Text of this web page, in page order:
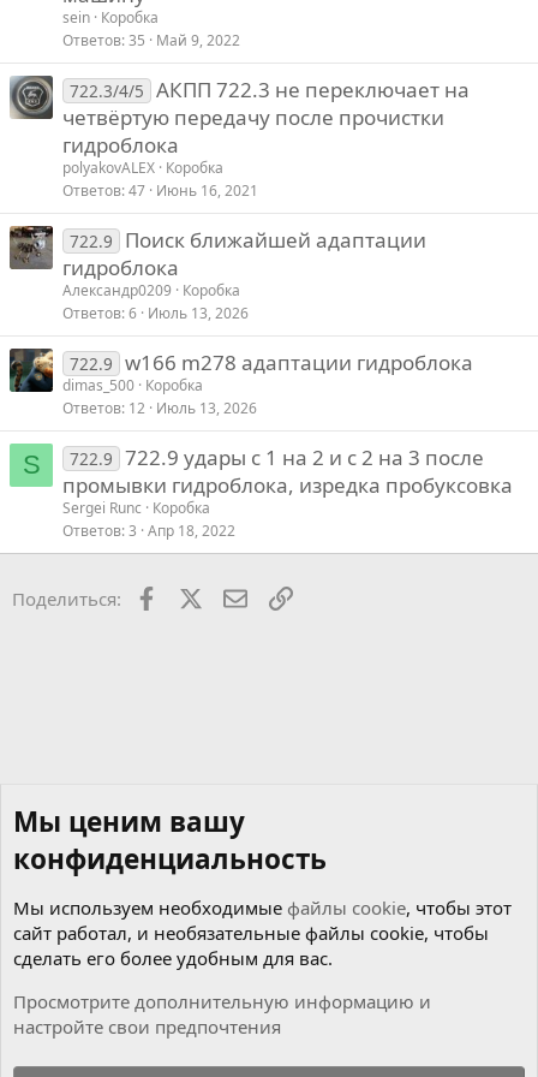
sein Коробка
Ответов 35 Май 9, 2022
722.3/4/5 АКПП 722.3 не переключает на
четвёртую передачу после прочистки
гидроблока
polyakovALEX Коробка
Ответов 47 Июнь 16, 2021
722.9
Поиск ближайшей адаптации
гидроблока
Александр0209
Коробка
Ответов 6 Июль 13, 2026
722.9 w166 m278 адаптации гидроблока
dimas_500 Коробка
Ответов 12 Июль 13, 2026
S 722.9 722.9 удары с 1 на 2 и с 2 на 3 после
промывки гидроблока, изредка пробуксовка
Sergei Runc
Коробка
Ответов 3 Апр 18, 2022
Поделиться: Facebook ПочтаСсылкой
Мы ценим вашу
конфиденциальность
Мы используем необходимые файлы cookie, чтобы этот
сайт работал, и необязательные файлы cookie, чтобы
сделать его более удобным для вас.
Просмотрите дополнительную информацию и
настройте свои предпочтения